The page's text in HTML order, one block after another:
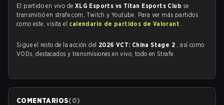
El partido en vivo de XLG Esports vs Titan Esports Club se
transmitió en strafe.com, Twitch y Youtube. Para ver más partidos
como este, visita el calendario de partidos de Valorant .
Sigue el resto de la acción del 2026 VCT: China Stage 2 , así como
VODs, destacados y transmisiones en vivo, todo en Strafe.
COMENTARIOS(0)